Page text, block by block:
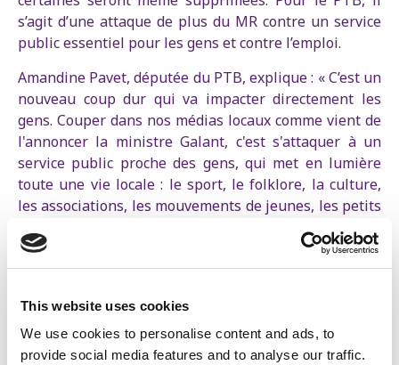
This website uses cookies
We use cookies to personalise content and ads, to
provide social media features and to analyse our traffic.
s’agit d’une attaque de plus du MR contre un service
public essentiel pour les gens et contre l’emploi.
Amandine Pavet, députée du PTB, explique : « C’est un
nouveau coup dur qui va impacter directement les
gens. Couper dans nos médias locaux comme vient de
l'annoncer la ministre Galant, c'est s'attaquer à un
service public proche des gens, qui met en lumière
toute une vie locale : le sport, le folklore, la culture,
les associations, les mouvements de jeunes, les petits
La députée de gauche continue : « N’oublions pas non
permet aux gens un accès gratuit à l’information, aux
débats et ce au plus proche de leurs préoccupations.
Qui va organiser et diffuser ces débats dans les villes